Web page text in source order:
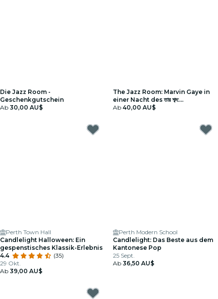
Die Jazz Room -
Geschenkgutschein
Ab 30,00 AU$
The Jazz Room: Marvin Gaye in
einer Nacht des তার শব্দ:
Geschenkgutschein
Ab 40,00 AU$
Perth Town Hall
Candlelight Halloween: Ein
gespenstisches Klassik-Erlebnis
4.4
(35)
29 Okt.
Ab 39,00 AU$
Perth Modern School
Candlelight: Das Beste aus dem
Kantonese Pop
25 Sept.
Ab 36,50 AU$